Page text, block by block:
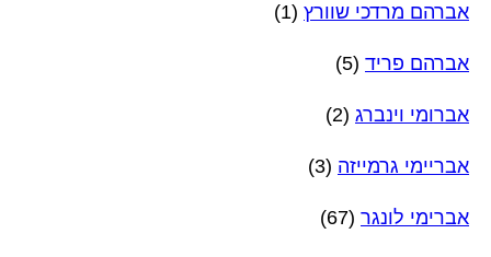
אברהם מרדכי שוורץ (1)
אברהם פריד (5)
אברומי וינברג (2)
אבריימי גרמייזה (3)
אברימי לונגר (67)